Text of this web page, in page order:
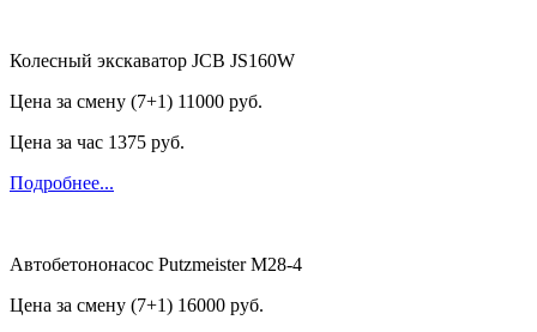
Колесный экскаватор JCB JS160W
Цена за смену (7+1) 11000 руб.
Цена за час 1375 руб.
Подробнее...
Автобетононасос Putzmeister M28-4
Цена за смену (7+1) 16000 руб.